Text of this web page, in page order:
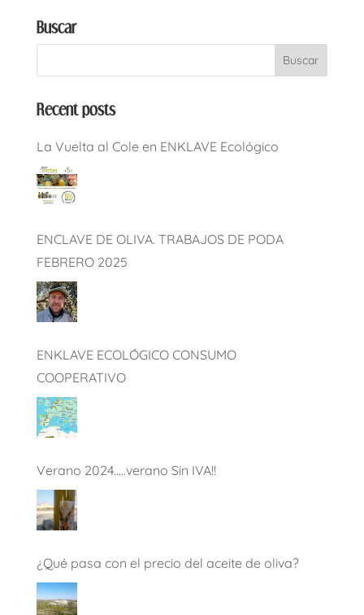
Buscar
Recent posts
La Vuelta al Cole en ENKLAVE Ecológico
ENCLAVE DE OLIVA. TRABAJOS DE PODA
FEBRERO 2025
ENKLAVE ECOLÓGICO CONSUMO
COOPERATIVO
Verano 2024…..verano Sin IVA!!
¿Qué pasa con el precio del aceite de oliva?